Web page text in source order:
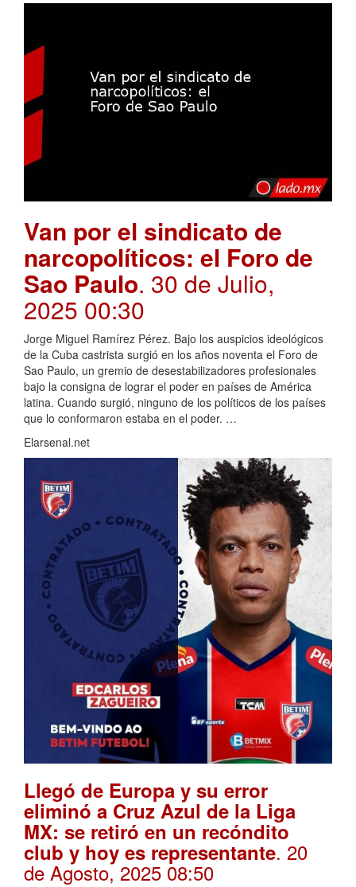
Van por el sindicato de
narcopolíticos: el Foro de
Sao Paulo. 30 de Julio,
2025 00:30
Jorge Miguel Ramírez Pérez. Bajo los auspicios ideológicos
de la Cuba castrista surgió en los años noventa el Foro de
Sao Paulo, un gremio de desestabilizadores profesionales
bajo la consigna de lograr el poder en países de América
latina. Cuando surgió, ninguno de los políticos de los países
que lo conformaron estaba en el poder. …
Elarsenal.net
Llegó de Europa y su error
eliminó a Cruz Azul de la Liga
MX: se retiró en un recóndito
club y hoy es representante. 20
de Agosto, 2025 08:50